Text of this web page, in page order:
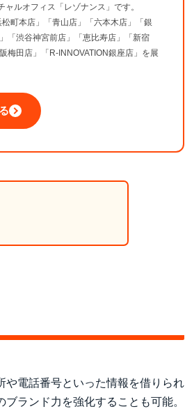
ルオフィス「レゾナンス」です。
町本店」「青山店」「六本木店」「銀
「渋谷神宮前店」「恵比寿店」「新宿
梅田店」「R-INNOVATION銀座店」を展
や電話番号といった情報を借りられ
ランド力を強化することも可能。